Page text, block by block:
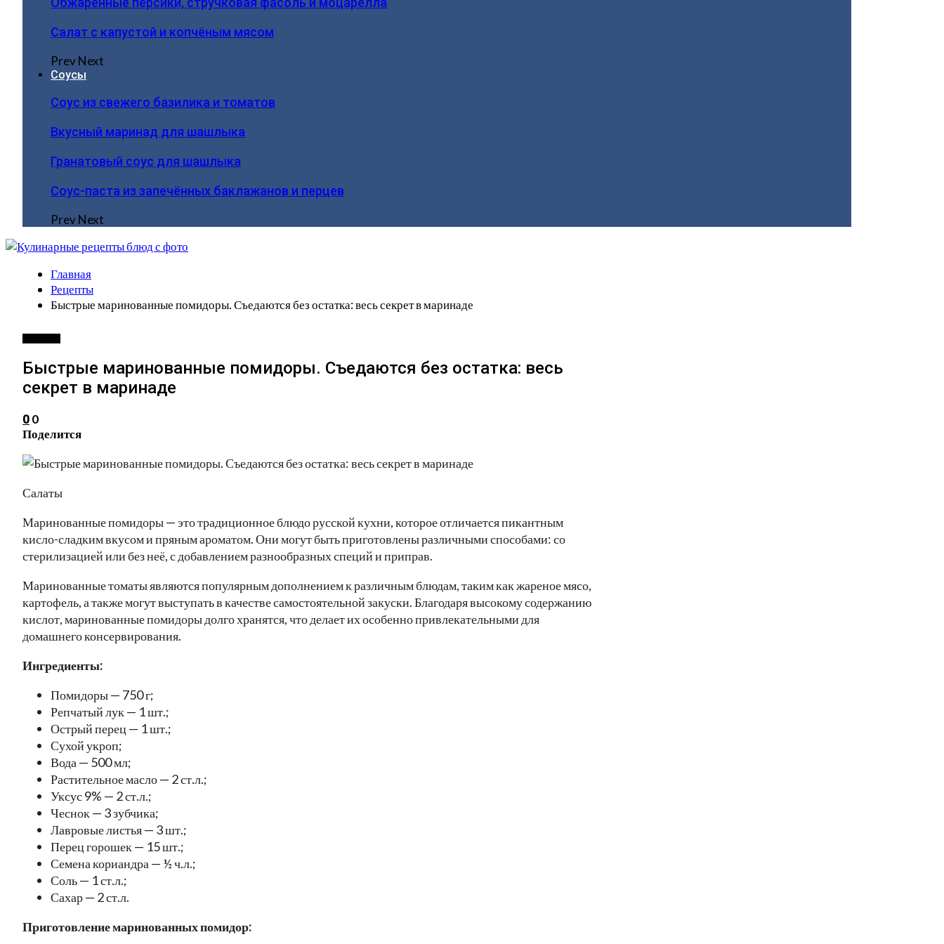
Салат с капустой и копчёным мясом
PrevNext
Соусы
Соус из свежего базилика и томатов
Вкусный маринад для шашлыка
Гранатовый соус для шашлыка
Соус-паста из запечённых баклажанов и перцев
PrevNext
Главная
Рецепты
Быстрые маринованные помидоры. Съедаются без остатка: весь секрет в маринаде
Быстрые маринованные помидоры. Съедаются без остатка: весь
секрет в маринаде
0 0
Поделится
Салаты
Маринованные помидоры — это традиционное блюдо русской кухни, которое отличается пикантным
кисло-сладким вкусом и пряным ароматом. Они могут быть приготовлены различными способами: со
стерилизацией или без неё, с добавлением разнообразных специй и приправ.
Маринованные томаты являются популярным дополнением к различным блюдам, таким как жареное мясо,
картофель, а также могут выступать в качестве самостоятельной закуски. Благодаря высокому содержанию
кислот, маринованные помидоры долго хранятся, что делает их особенно привлекательными для
домашнего консервирования.
Ингредиенты:
Помидоры — 750 г;
Репчатый лук — 1 шт.;
Острый перец — 1 шт.;
Сухой укроп;
Вода — 500 мл;
Растительное масло — 2 ст.л.;
Уксус 9% — 2 ст.л.;
Чеснок — 3 зубчика;
Лавровые листья — 3 шт.;
Перец горошек — 15 шт.;
Семена кориандра — ½ ч.л.;
Соль — 1 ст.л.;
Сахар — 2 ст.л.
Приготовление маринованных помидор: